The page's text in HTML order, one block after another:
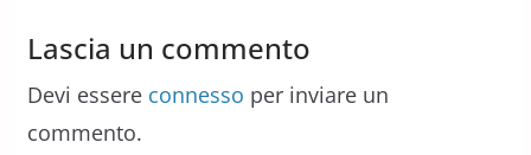
Lascia un commento
Devi essere connesso per inviare un
commento.